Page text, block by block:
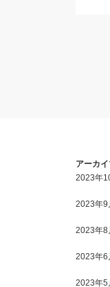
アーカイ
2023年
2023年9
2023年8
2023年6
2023年5